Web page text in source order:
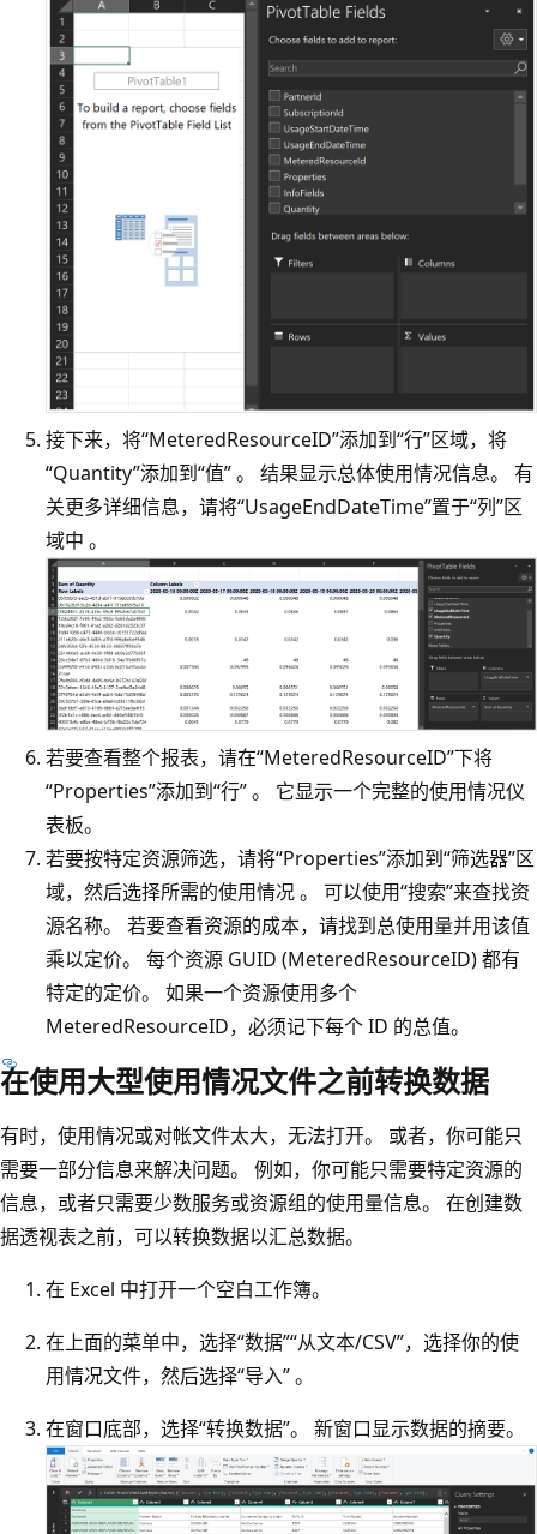
接下来，将“MeteredResourceID”添加到“行”区域，将
“Quantity”添加到“值” 。 结果显示总体使用情况信息。 有
关更多详细信息，请将“UsageEndDateTime”置于“列”区
域中 。
若要查看整个报表，请在“MeteredResourceID”下将
“Properties”添加到“行” 。 它显示一个完整的使用情况仪
表板。
若要按特定资源筛选，请将“Properties”添加到“筛选器”区
域，然后选择所需的使用情况 。 可以使用“搜索”来查找资
源名称。 若要查看资源的成本，请找到总使用量并用该值
乘以定价。 每个资源 GUID (MeteredResourceID) 都有
特定的定价。 如果一个资源使用多个
MeteredResourceID，必须记下每个 ID 的总值。
在使用大型使用情况文件之前转换数据
有时，使用情况或对帐文件太大，无法打开。 或者，你可能只
需要一部分信息来解决问题。 例如，你可能只需要特定资源的
信息，或者只需要少数服务或资源组的使用量信息。 在创建数
据透视表之前，可以转换数据以汇总数据。
在 Excel 中打开一个空白工作簿。
在上面的菜单中，选择“数据”“从文本/CSV”，选择你的使
用情况文件，然后选择“导入” 。
在窗口底部，选择“转换数据”。 新窗口显示数据的摘要。